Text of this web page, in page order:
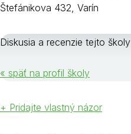
Štefánikova 432, Varín
Diskusia a recenzie tejto školy
« späť na profil školy
+ Pridajte vlastný názor